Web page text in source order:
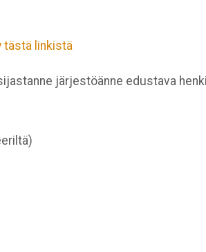
tästä linkistä
järjestöänne edustava